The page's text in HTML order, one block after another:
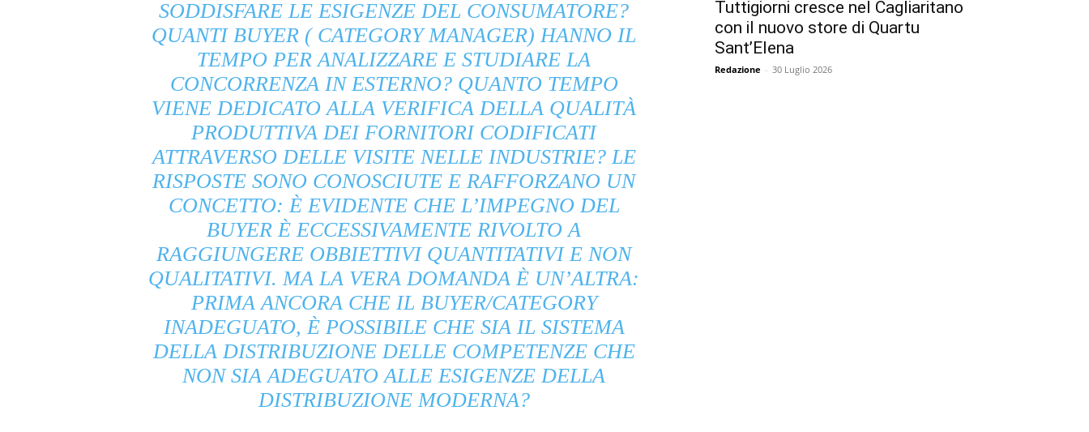
SODDISFARE LE ESIGENZE DEL CONSUMATORE?
QUANTI BUYER ( CATEGORY MANAGER) HANNO IL
TEMPO PER ANALIZZARE E STUDIARE LA
CONCORRENZA IN ESTERNO? QUANTO TEMPO
VIENE DEDICATO ALLA VERIFICA DELLA QUALITÀ
PRODUTTIVA DEI FORNITORI CODIFICATI
ATTRAVERSO DELLE VISITE NELLE INDUSTRIE? LE
RISPOSTE SONO CONOSCIUTE E RAFFORZANO UN
CONCETTO: È EVIDENTE CHE L’IMPEGNO DEL
BUYER È ECCESSIVAMENTE RIVOLTO A
RAGGIUNGERE OBBIETTIVI QUANTITATIVI E NON
QUALITATIVI. MA LA VERA DOMANDA È UN’ALTRA:
PRIMA ANCORA CHE IL BUYER/CATEGORY
INADEGUATO, È POSSIBILE CHE SIA IL SISTEMA
DELLA DISTRIBUZIONE DELLE COMPETENZE CHE
NON SIA ADEGUATO ALLE ESIGENZE DELLA
DISTRIBUZIONE MODERNA?
Tuttigiorni cresce nel Cagliaritano
con il nuovo store di Quartu
Sant’Elena
Redazione - 30 Luglio 2026